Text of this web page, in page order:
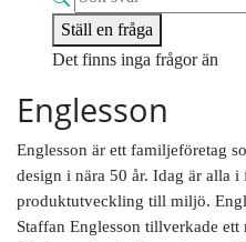
Ställ en fråga
Det finns inga frågor än
Englesson
Englesson är ett familjeföretag
design i nära 50 år. Idag är alla
produktutveckling till miljö.
Staffan Englesson tillverkade